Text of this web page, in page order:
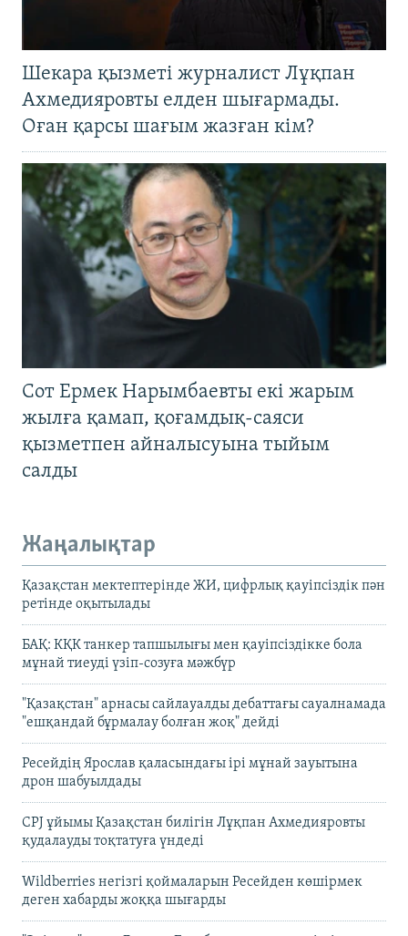
Шекара қызметі журналист Лұқпан
Ахмедияровты елден шығармады.
Оған қарсы шағым жазған кім?
Сот Ермек Нарымбаевты екі жарым
жылға қамап, қоғамдық-саяси
қызметпен айналысуына тыйым
салды
Жаңалықтар
Қазақстан мектептерінде ЖИ, цифрлық қауіпсіздік пән
ретінде оқытылады
БАҚ: КҚК танкер тапшылығы мен қауіпсіздікке бола
мұнай тиеуді үзіп-созуға мәжбүр
"Қазақстан" арнасы сайлауалды дебаттағы сауалнамада
"ешқандай бұрмалау болған жоқ" дейді
Ресейдің Ярослав қаласындағы ірі мұнай зауытына
дрон шабуылдады
CPJ ұйымы Қазақстан билігін Лұқпан Ахмедияровты
қудалауды тоқтатуға үндеді
Wildberries негізгі қоймаларын Ресейден көшірмек
деген хабарды жоққа шығарды